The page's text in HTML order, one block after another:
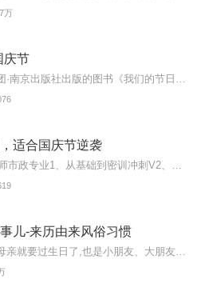
万
庆节
适合国庆节逆袭
儿-来历由来风俗习惯